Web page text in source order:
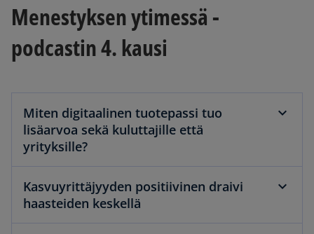
Menestyksen ytimessä -
podcastin 4. kausi
Miten digitaalinen tuotepassi tuo
lisäarvoa sekä kuluttajille että
yrityksille?
Kasvuyrittäjyyden positiivinen draivi
haasteiden keskellä